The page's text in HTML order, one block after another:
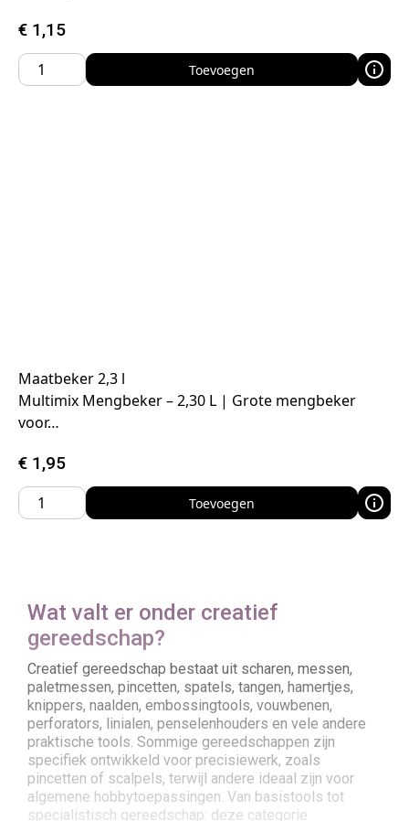
€ 1,15
Toevoegen
Maatbeker 2,3 l
Multimix Mengbeker – 2,30 L | Grote mengbeker
voor…
€ 1,95
Toevoegen
Wat valt er onder creatief
gereedschap?
Creatief gereedschap bestaat uit scharen, messen,
paletmessen, pincetten, spatels, tangen, hamertjes,
knippers, naalden, embossingtools, vouwbenen,
perforators, linialen, penselenhouders en vele andere
praktische tools. Sommige gereedschappen zijn
specifiek ontwikkeld voor precisiewerk, zoals
pincetten of scalpels, terwijl andere ideaal zijn voor
algemene hobbytoepassingen. Van basistools tot
specialistisch gereedschap: deze categorie